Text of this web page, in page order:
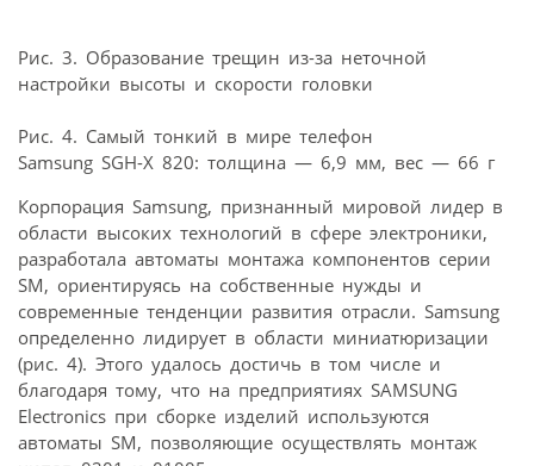
Рис. 3. Образование трещин из-за неточной
настройки высоты и скорости головки
Рис. 4. Самый тонкий в мире телефон
Samsung SGH-X 820: толщина — 6,9 мм, вес — 66 г
Корпорация Samsung, признанный мировой лидер в
области высоких технологий в сфере электроники,
разработала автоматы монтажа компонентов серии
SM, ориентируясь на собственные нужды и
современные тенденции развития отрасли. Samsung
определенно лидирует в области миниатюризации
(рис. 4). Этого удалось достичь в том числе и
благодаря тому, что на предприятиях SAMSUNG
Electronics при сборке изделий используются
автоматы SM, позволяющие осуществлять монтаж